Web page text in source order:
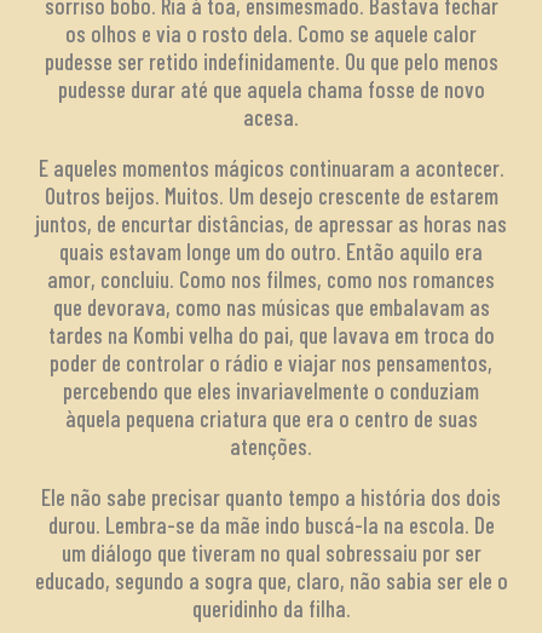
sorriso bobo. Ria à toa, ensimesmado. Bastava fechar
os olhos e via o rosto dela. Como se aquele calor
pudesse ser retido indefinidamente. Ou que pelo menos
pudesse durar até que aquela chama fosse de novo
acesa.
E aqueles momentos mágicos continuaram a acontecer.
Outros beijos. Muitos. Um desejo crescente de estarem
juntos, de encurtar distâncias, de apressar as horas nas
quais estavam longe um do outro. Então aquilo era
amor, concluiu. Como nos filmes, como nos romances
que devorava, como nas músicas que embalavam as
tardes na Kombi velha do pai, que lavava em troca do
poder de controlar o rádio e viajar nos pensamentos,
percebendo que eles invariavelmente o conduziam
àquela pequena criatura que era o centro de suas
atenções.
Ele não sabe precisar quanto tempo a história dos dois
durou. Lembra-se da mãe indo buscá-la na escola. De
um diálogo que tiveram no qual sobressaiu por ser
educado, segundo a sogra que, claro, não sabia ser ele o
queridinho da filha.